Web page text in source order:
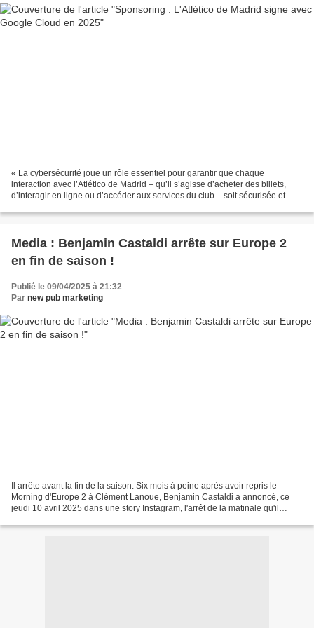
« La cybersécurité joue un rôle essentiel pour garantir que chaque
interaction avec l’Atlético de Madrid – qu’il s’agisse d’acheter des billets,
d’interagir en ligne ou d’accéder aux services du club – soit sécurisée et
Media : Benjamin Castaldi arrête sur Europe 2
en fin de saison !
Publié le 09/04/2025 à 21:32
Par new pub marketing
Il arrête avant la fin de la saison. Six mois à peine après avoir repris le
Morning d'Europe 2 à Clément Lanoue, Benjamin Castaldi a annoncé, ce
jeudi 10 avril 2025 dans une story Instagram, l'arrêt de la matinale qu'il